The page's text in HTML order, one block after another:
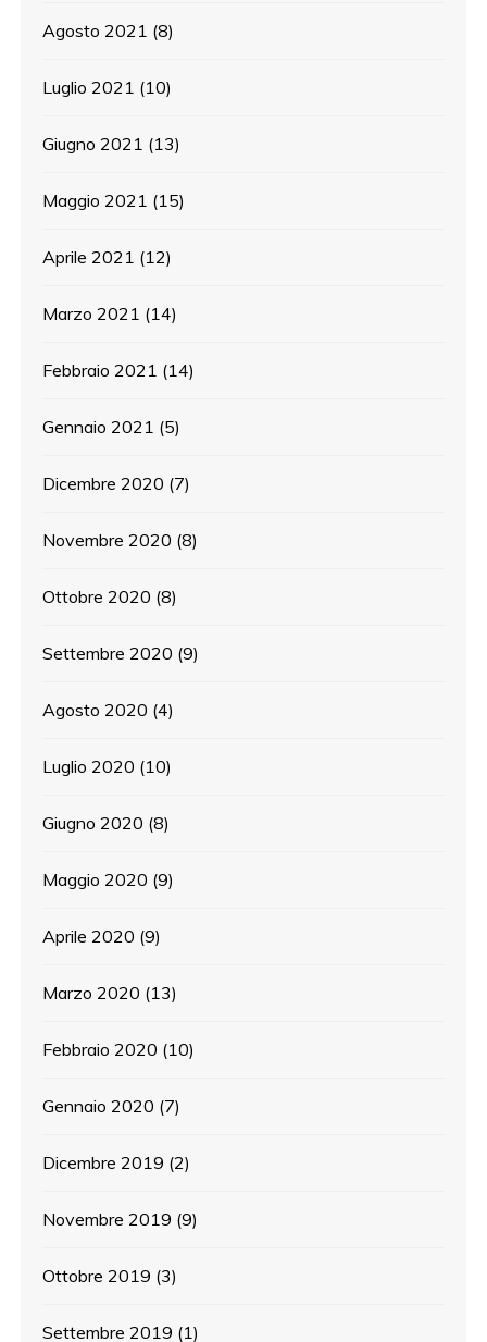
Agosto 2021 (8)
Luglio 2021 (10)
Giugno 2021 (13)
Maggio 2021 (15)
Aprile 2021 (12)
Marzo 2021 (14)
Febbraio 2021 (14)
Gennaio 2021 (5)
Dicembre 2020 (7)
Novembre 2020 (8)
Ottobre 2020 (8)
Settembre 2020 (9)
Agosto 2020 (4)
Luglio 2020 (10)
Giugno 2020 (8)
Maggio 2020 (9)
Aprile 2020 (9)
Marzo 2020 (13)
Febbraio 2020 (10)
Gennaio 2020 (7)
Dicembre 2019 (2)
Novembre 2019 (9)
Ottobre 2019 (3)
Settembre 2019 (1)